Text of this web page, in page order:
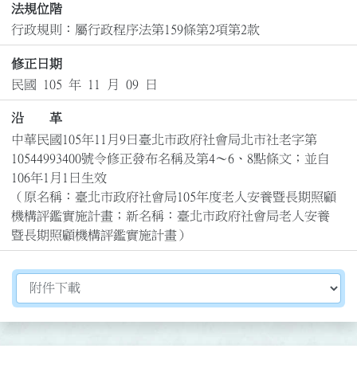
法規位階
行政規則：屬行政程序法第159條第2項第2款
修正日期
民國 105 年 11 月 09 日
沿 革
中華民國105年11月9日臺北市政府社會局北市社老字第
10544993400號令修正發布名稱及第4～6、8點條文；並自
106年1月1日生效
（原名稱：臺北市政府社會局105年度老人安養暨長期照顧
機構評鑑實施計畫；新名稱：臺北市政府社會局老人安養
暨長期照顧機構評鑑實施計畫）
切換選擇法規資訊內容